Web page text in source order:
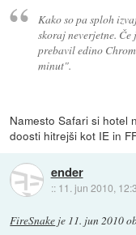
Kako so pa sploh
skoraj neverjetne.
prebavil edino
minut".
Namesto Safari si hotel
doosti hitrejši kot IE in
ender
:: 11. jun 2010,
FireSnake je 11. jun 2010